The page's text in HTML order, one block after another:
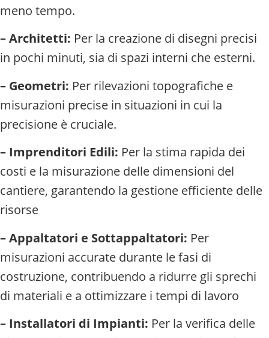
meno tempo.
– Architetti: Per la creazione di disegni precisi
in pochi minuti, sia di spazi interni che esterni.
– Geometri: Per rilevazioni topografiche e
misurazioni precise in situazioni in cui la
precisione è cruciale.
– Imprenditori Edili: Per la stima rapida dei
costi e la misurazione delle dimensioni del
cantiere, garantendo la gestione efficiente delle
risorse
– Appaltatori e Sottappaltatori: Per
misurazioni accurate durante le fasi di
costruzione, contribuendo a ridurre gli sprechi
di materiali e a ottimizzare i tempi di lavoro
– Installatori di Impianti: Per la verifica delle